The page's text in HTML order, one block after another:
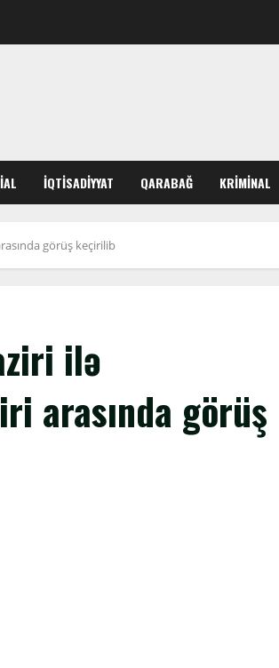
İQTISADIYYAT QARABAĞ KRIMINAL
görüş keçirilib
ilə
arasında görüş